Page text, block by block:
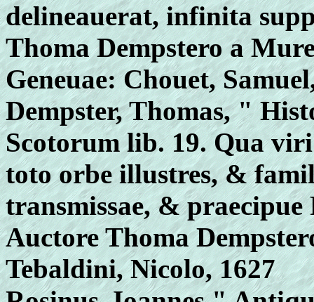
delineauerat, infinita
Thoma Dempstero a
Geneuae: Chouet,
Dempster, Thomas, "
Scotorum lib. 19. Qua
toto orbe illustres, &
transmissae, & praecipue
Auctore Thoma
Tebaldini, Nicolo, 1627